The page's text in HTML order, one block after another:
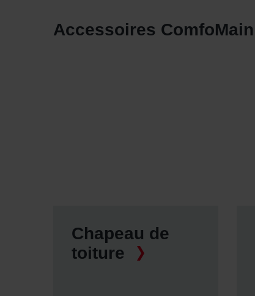
Accessoires ComfoMain
Chapeau de
toiture